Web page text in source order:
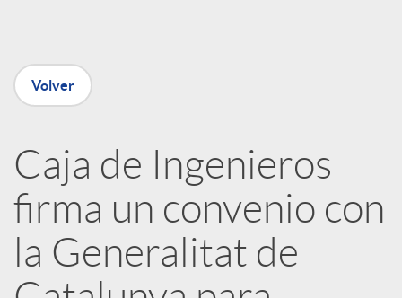
n
e
d
Volver
Caja de Ingenieros
firma un convenio con
la Generalitat de